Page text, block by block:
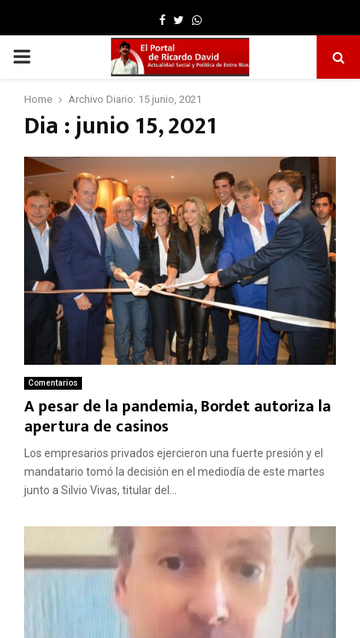
Facebook
TwitterWhatsapp
PRIMARY
MENU
Home Archivo Diario: 15 junio, 2021
Dia : junio 15, 2021
Comentarios
A pesar de la pandemia, Bordet autoriza la
apertura de casinos
Los empresarios privados ejercieron una fuerte presión y el
mandatario tomó la decisión en el mediodía de este martes
junto a Silvio Vivas, titular del...